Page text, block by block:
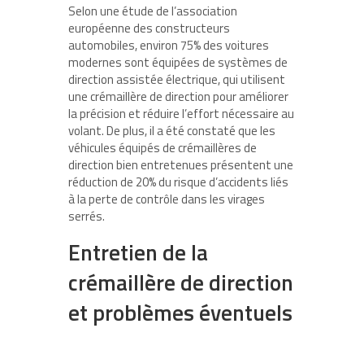
Selon une étude de l’association
européenne des constructeurs
automobiles, environ 75% des voitures
modernes sont équipées de systèmes de
direction assistée électrique, qui utilisent
une crémaillère de direction pour améliorer
la précision et réduire l’effort nécessaire au
volant. De plus, il a été constaté que les
véhicules équipés de crémaillères de
direction bien entretenues présentent une
réduction de 20% du risque d’accidents liés
à la perte de contrôle dans les virages
serrés.
Entretien de la
crémaillère de direction
et problèmes éventuels